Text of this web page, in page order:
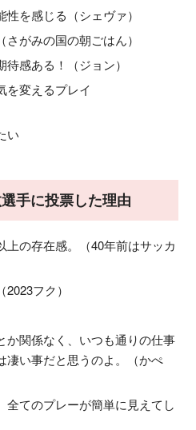
を感じる（シェヴァ）
がみの国の朝ごはん）
感ある！（ジョン）
を変えるプレイ
い
手に投票した理由
上の存在感。（40年前はサッカ
フク）
か関係なく、いつも通りの仕事
凄い事だと思うのよ。（かぺ
全てのプレーが簡単に見えてし